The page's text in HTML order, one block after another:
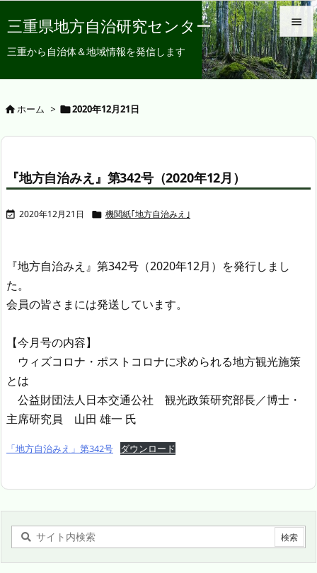


メニュ
三重県地方自治研究センター
三重から自治体＆地域情報を発信します
ホーム > 2020年12月21日
『地方自治みえ』第342号（2020年12月）
 2020年12月21日  機関紙｢地方自治みえ｣
『地方自治みえ』第342号（2020年12月）を発行しまし
た。
会員の皆さまには発送しています。
【今月号の内容】
ウィズコロナ・ポストコロナに求められる地方観光施策
とは
公益財団法人日本交通公社 観光政策研究部長／博士・
主席研究員 山田 雄一 氏
「地方自治みえ」第342号 ダウンロード